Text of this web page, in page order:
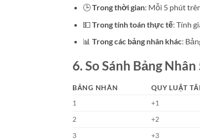
🕒Trong thời gian: Mỗi 5 phút
💵 Trong tính toán thực tế: Tính
📊 Trong các bảng nhân khác:
6. So Sánh Bảng
BẢNG NHÂN QUY LUẬT
1
+1
2
+2
3
+3